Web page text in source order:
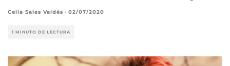
Celia Sales Valdés · 02/07/2020
1 MINUTO DE LECTURA